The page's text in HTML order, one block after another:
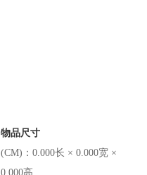
物品尺寸
(CM)：0.000长 × 0.000宽 ×
0.000高